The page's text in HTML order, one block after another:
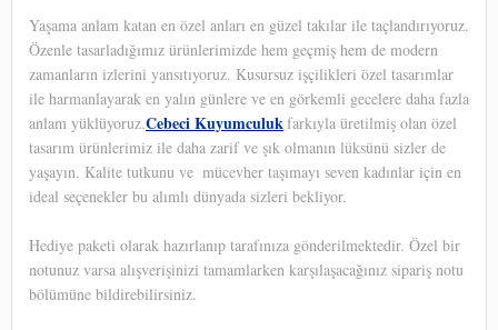
Yaşama anlam katan en özel anları en güzel takılar ile taçlandırıyoruz.
Özenle tasarladığımız ürünlerimizde hem geçmiş hem de modern
zamanların izlerini yansıtıyoruz. Kusursuz işçilikleri özel tasarımlar
ile harmanlayarak en yalın günlere ve en görkemli gecelere daha fazla
anlam yüklüyoruz.Cebeci Kuyumculukfarkıyla üretilmiş olan özel
tasarım ürünlerimiz ile daha zarif ve şık olmanın lüksünü sizler de
yaşayın. Kalite tutkunu ve mücevher taşımayı seven kadınlar için en
ideal seçenekler bu alımlı dünyada sizleri bekliyor.
Hediye paketi olarak hazırlanıp tarafınıza gönderilmektedir. Özel bir
notunuz varsa alışverişinizi tamamlarken karşılaşacağınız sipariş notu
bölümüne bildirebilirsiniz.